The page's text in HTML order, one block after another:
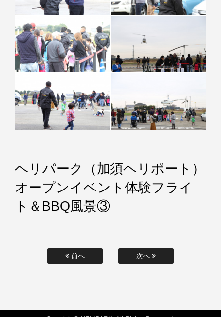
ヘリパーク（加須ヘリポート）
オープンイベント体験フライ
ト＆BBQ風景③
前へ 次へ